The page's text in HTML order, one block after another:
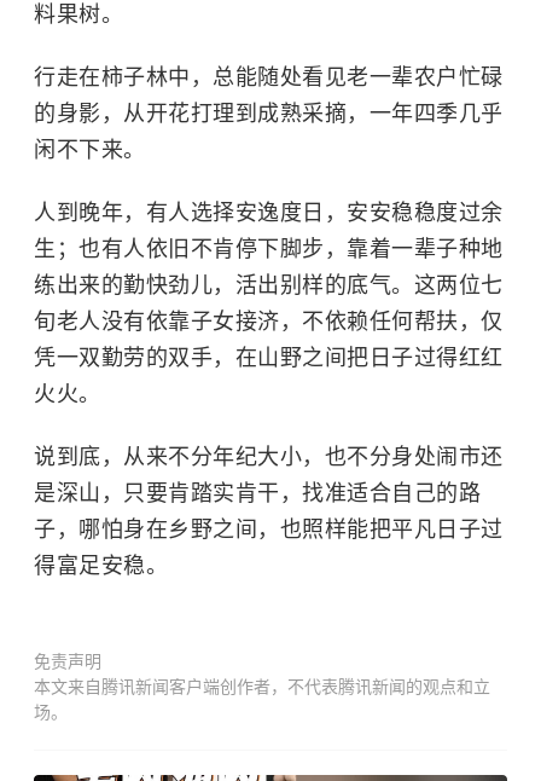
料果树。
行走在柿子林中，总能随处看见老一辈农户忙碌
的身影，从开花打理到成熟采摘，一年四季几乎
闲不下来。
人到晚年，有人选择安逸度日，安安稳稳度过余
生；也有人依旧不肯停下脚步，靠着一辈子种地
练出来的勤快劲儿，活出别样的底气。这两位七
旬老人没有依靠子女接济，不依赖任何帮扶，仅
凭一双勤劳的双手，在山野之间把日子过得红红
火火。
说到底，从来不分年纪大小，也不分身处闹市还
是深山，只要肯踏实肯干，找准适合自己的路
子，哪怕身在乡野之间，也照样能把平凡日子过
得富足安稳。
免责声明
本文来自腾讯新闻客户端创作者，不代表腾讯新闻的观点和立
场。